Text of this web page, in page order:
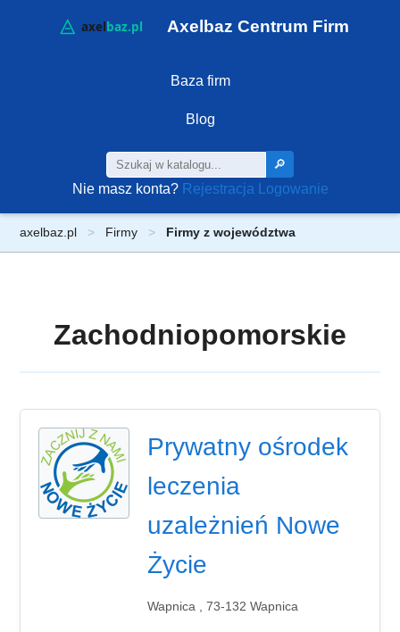
Axelbaz Centrum Firm
Baza firm
Blog
🔎
Nie masz konta? Rejestracja Logowanie
axelbaz.pl Firmy Firmy z województwa
Zachodniopomorskie
Prywatny ośrodek
leczenia
uzależnień Nowe
Życie
Wapnica , 73-132 Wapnica